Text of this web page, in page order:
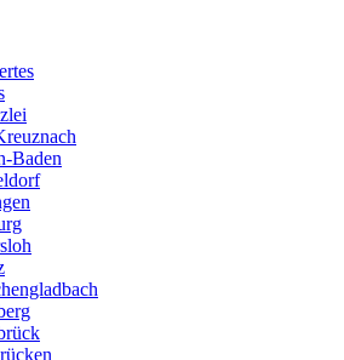
Kanzleisuche und mehr!
Baden